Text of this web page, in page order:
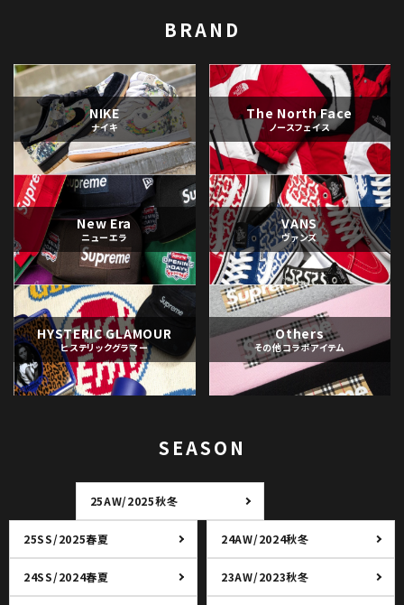
BRAND
NIKE
ナイキ
The North Face
ノースフェイス
New Era
ニューエラ
VANS
ヴァンズ
HYSTERIC GLAMOUR
ヒステリックグラマー
Others
その他コラボアイテム
SEASON
25AW/2025秋冬
25SS/2025春夏 24AW/2024秋冬
24SS/2024春夏 23AW/2023秋冬